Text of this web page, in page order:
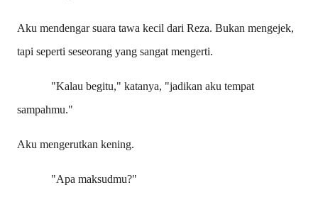
Aku mendengar suara tawa kecil dari Reza. Bukan mengejek,
tapi seperti seseorang yang sangat mengerti.
"Kalau begitu," katanya, "jadikan aku tempat
sampahmu."
Aku mengerutkan kening.
"Apa maksudmu?"